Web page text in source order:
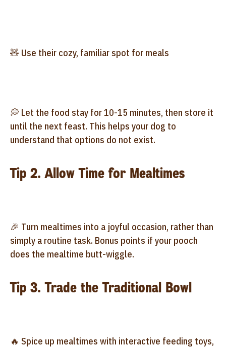
🧸 Use their cozy, familiar spot for meals
💭 Let the food stay for 10-15 minutes, then store it
until the next feast. This helps your dog to
understand that options do not exist.
Tip 2. Allow Time for Mealtimes
🎉 Turn mealtimes into a joyful occasion, rather than
simply a routine task. Bonus points if your pooch
does the mealtime butt-wiggle.
Tip 3. Trade the Traditional Bowl
🔥 Spice up mealtimes with interactive feeding toys,